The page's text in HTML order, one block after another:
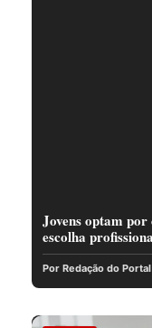
Jovens optam
escolha
Por Redação do